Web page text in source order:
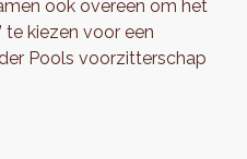
ook overeen om het
te kiezen voor een
Pools voorzitterschap